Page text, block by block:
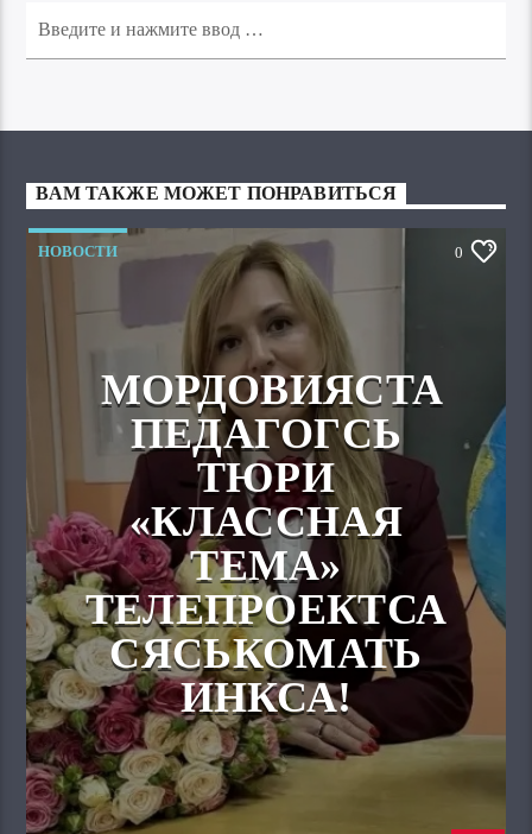
ВАМ ТАКЖЕ МОЖЕТ ПОНРАВИТЬСЯ
НОВОСТИ 0
МОРДОВИЯСТА
ПЕДАГОГСЬ
ТЮРИ
«КЛАССНАЯ
ТЕМА»
ТЕЛЕПРОЕКТСА
СЯСЬКОМАТЬ
ИНКСА!